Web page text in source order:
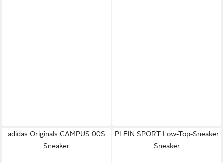
adidas Originals CAMPUS 00S
Sneaker
PLEIN SPORT Low-Top-Sneaker
Sneaker